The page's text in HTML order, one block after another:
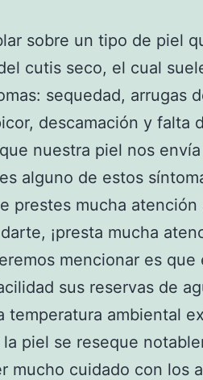
sobre un tipo de piel
cutis seco, el cual
sequedad, arrugas
descamación y falta
nuestra piel nos
alguno de estos
prestes mucha atención
¡presta mucha
mencionar es
sus reservas de
temperatura ambiental
piel se reseque
mucho cuidado con los